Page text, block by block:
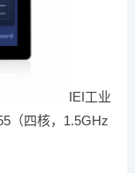
IEI工业
（四核，1.5GHz